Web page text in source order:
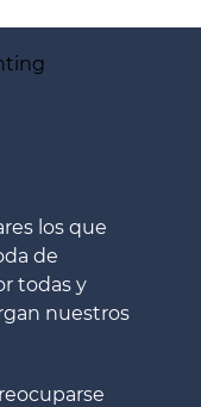
los que
de
todas y
nuestros